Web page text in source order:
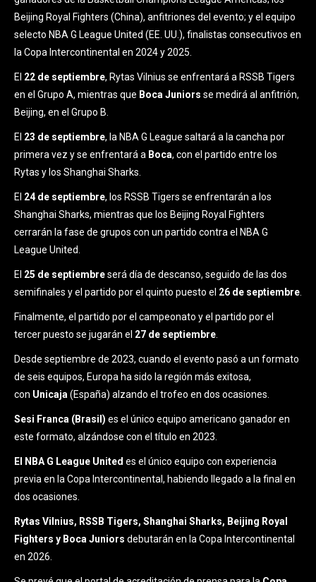
Beijing Royal Fighters (China), anfitriones del evento; y el equipo
selecto NBA G League United (EE. UU.), finalistas consecutivos en
la Copa Intercontinental en 2024 y 2025.
El 22 de septiembre, Rytas Vilnius se enfrentará a RSSB Tigers
en el Grupo A, mientras que Boca Juniors se medirá al anfitrión,
Beijing, en el Grupo B.
El 23 de septiembre, la NBA G League saltará a la cancha por
primera vez y se enfrentará a Boca, con el partido entre los
Rytas y los Shanghai Sharks.
El 24 de septiembre, los RSSB Tigers se enfrentarán a los
Shanghai Sharks, mientras que los Beijing Royal Fighters
cerrarán la fase de grupos con un partido contra el NBA G
League United.
El 25 de septiembreserá día de descanso, seguido de las dos
semifinales y el partido por el quinto puesto el 26 de septiembre
Finalmente, el partido por el campeonato y el partido por el
tercer puesto se jugarán el 27 de septiembre
Desde septiembre de 2023, cuando el evento pasó a un formato
de seis equipos, Europa ha sido la región más exitosa,
con Unicaja (España) alzando el trofeo en dos ocasiones.
Sesi Franca (Brasil) es el único equipo americano ganador en
este formato, alzándose con el título en 2023.
El NBA G League United es el único equipo con experiencia
previa en la Copa Intercontinental, habiendo llegado a la final en
dos ocasiones.
Rytas Vilnius, RSSB Tigers, Shanghai Sharks, Beijing Royal
Fighters y Boca Juniors debutarán en la Copa Intercontinental
en 2026.